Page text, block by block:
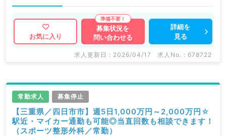
お気に入り
募集状況を
問い合わせる
詳細を
見る
求人更新日 : 2026/04/17 求人No. : 678722
常勤求人 募集停止
【三重県／四日市市】週5日1,000万円～2,000万円☆
駅近・マイカー通勤も可能◎当直回数も相談できます！
（スポーツ整形外科／常勤）